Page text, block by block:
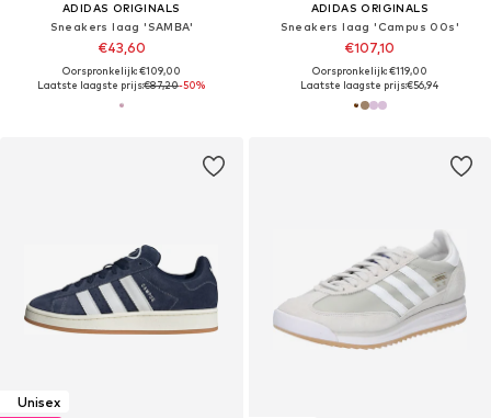
ADIDAS ORIGINALS
Sneakers laag 'SAMBA'
€43,60
Oorspronkelijk: €109,00
Laatste laagste prijs:€87,20-50%
ADIDAS ORIGINALS
Sneakers laag 'Campus 00s'
€107,10
Oorspronkelijk: €119,00
Laatste laagste prijs:€56,94
Unisex